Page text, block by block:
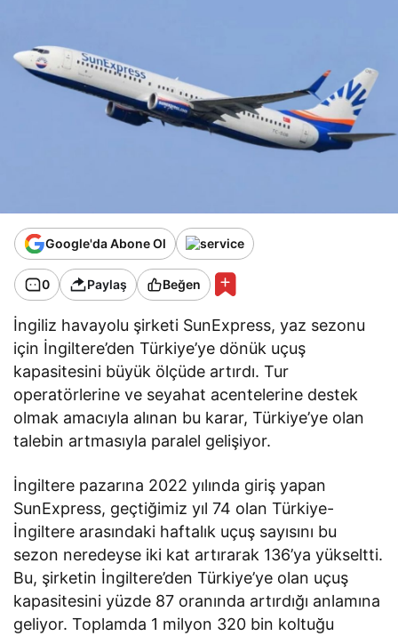
Google'da Abone Ol
0 Paylaş Beğen
İngiliz havayolu şirketi SunExpress, yaz sezonu
için İngiltere’den Türkiye’ye dönük uçuş
kapasitesini büyük ölçüde artırdı. Tur
operatörlerine ve seyahat acentelerine destek
olmak amacıyla alınan bu karar, Türkiye’ye olan
talebin artmasıyla paralel gelişiyor.
İngiltere pazarına 2022 yılında giriş yapan
SunExpress, geçtiğimiz yıl 74 olan Türkiye-
İngiltere arasındaki haftalık uçuş sayısını bu
sezon neredeyse iki kat artırarak 136’ya yükseltti.
Bu, şirketin İngiltere’den Türkiye’ye olan uçuş
kapasitesini yüzde 87 oranında artırdığı anlamına
geliyor. Toplamda 1 milyon 320 bin koltuğu